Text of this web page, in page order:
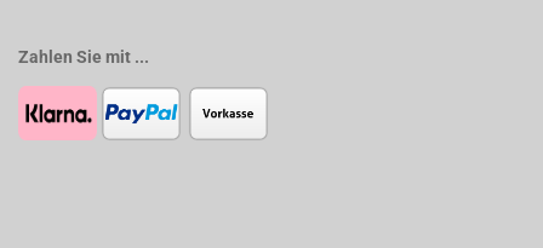
Zahlen Sie mit ...